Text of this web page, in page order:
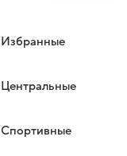
Избранные
Центральные
Спортивные